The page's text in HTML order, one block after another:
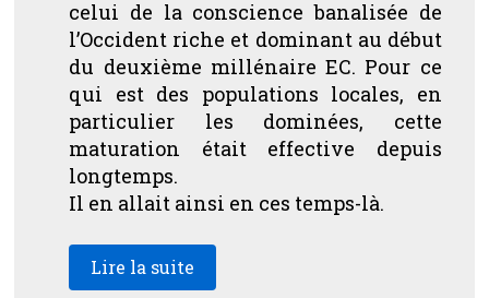
celui de la conscience banalisée de
l’Occident riche et dominant au début
du deuxième millénaire EC. Pour ce
qui est des populations locales, en
particulier les dominées, cette
maturation était effective depuis
longtemps.
Il en allait ainsi en ces temps-là.
Lire la suite